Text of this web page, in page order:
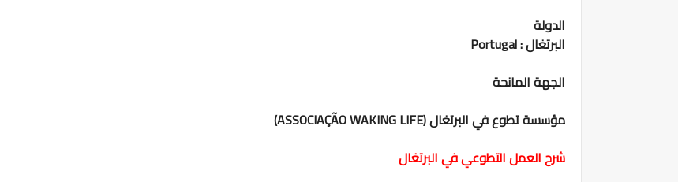
الدولة
البرتغال : Portugal
الجهة المانحة
مؤسسة تطوع في البرتغال (ASSOCIAÇÃO WAKING LIFE)
شرح العمل التطوعي في البرتغال